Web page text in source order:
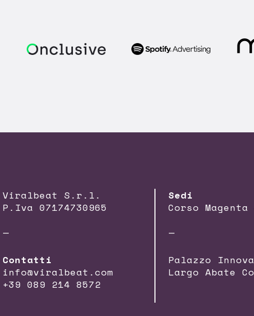
Viralbeat S.r.l.
P.Iva 07174730965
—
Contatti
info@viralbeat.com
+39 089 214 8572
Sedi
Corso
—
Palazzo
Largo Abate